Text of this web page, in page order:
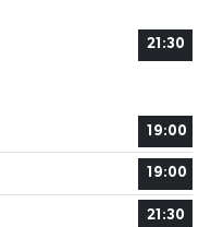
21:30
19:00
19:00
21:30